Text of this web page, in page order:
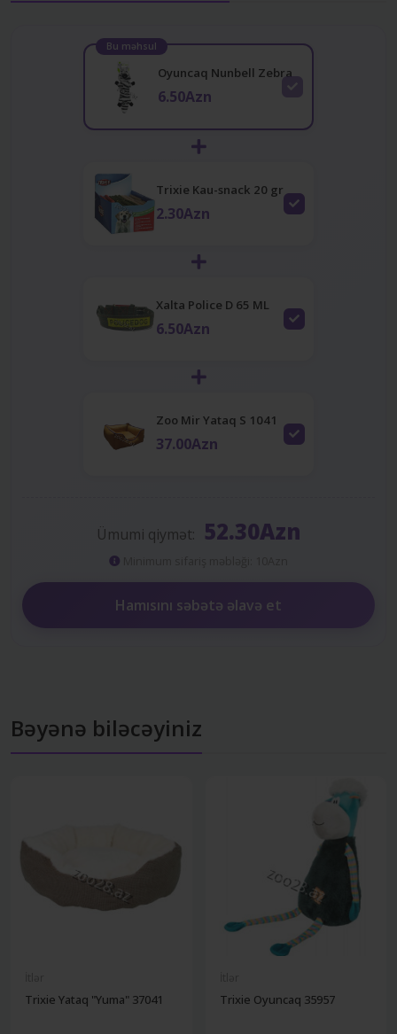
Bu məhsul
Oyuncaq Nunbell Zebra
6.50Azn
Trixie Kau-snack 20 gr
2.30Azn
Xalta Police D 65 ML
6.50Azn
Zoo Mir Yataq S 1041
37.00Azn
Ümumi qiymət: 52.30Azn
Hamısını səbətə əlavə et
Bəyənə biləcəyiniz
Trixie Yataq "Yuma" 37041 Trixie Oyuncaq 35957